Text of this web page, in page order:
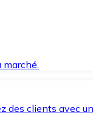
clients avec